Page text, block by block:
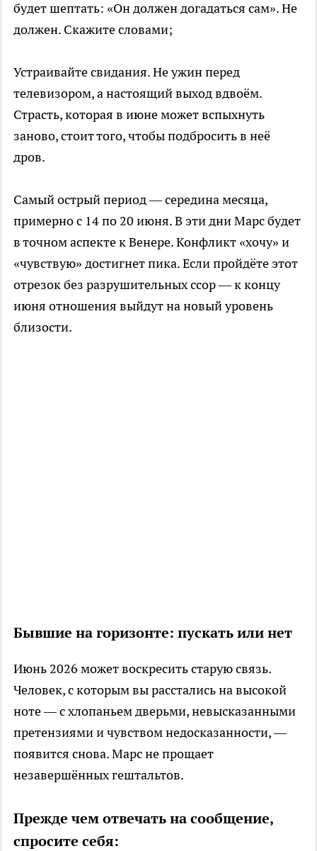
будет шептать: «Он должен догадаться сам». Не
должен. Скажите словами;
Устраивайте свидания. Не ужин перед
телевизором, а настоящий выход вдвоём.
Страсть, которая в июне может вспыхнуть
заново, стоит того, чтобы подбросить в неё
дров.
Самый острый период — середина месяца,
примерно с 14 по 20 июня. В эти дни Марс будет
в точном аспекте к Венере. Конфликт «хочу» и
«чувствую» достигнет пика. Если пройдёте этот
отрезок без разрушительных ссор — к концу
июня отношения выйдут на новый уровень
близости.
Бывшие на горизонте: пускать или нет
Июнь 2026 может воскресить старую связь.
Человек, с которым вы расстались на высокой
ноте — с хлопаньем дверьми, невысказанными
претензиями и чувством недосказанности, —
появится снова. Марс не прощает
незавершённых гештальтов.
Прежде чем отвечать на сообщение,
спросите себя: